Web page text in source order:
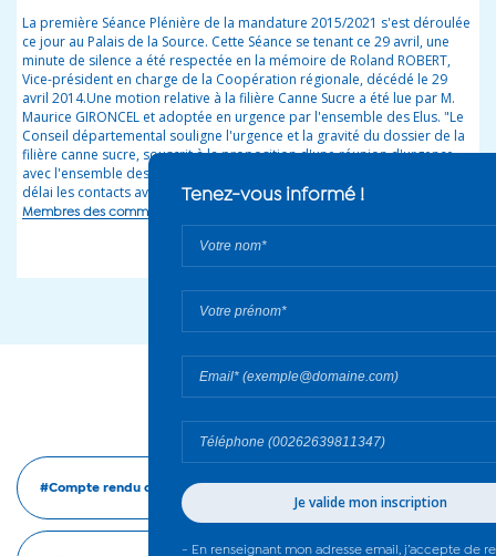
La première Séance Plénière de la mandature 2015/2021 s'est déroulée
ce jour au Palais de la Source. Cette Séance se tenant ce 29 avril, une
minute de silence a été respectée en la mémoire de Roland ROBERT,
Vice-président en charge de la Coopération régionale, décédé le 29
avril 2014.Une motion relative à la filière Canne Sucre a été lue par M.
Maurice GIRONCEL et adoptée en urgence par l'ensemble des Elus. "Le
Conseil départemental souligne l'urgence et la gravité du dossier de la
filière canne sucre, souscrit à la proposition d'une réunion d'urgence
avec l'ensemble des acteurs concernés et demande de prendre sans
délai les contacts avec la Région pour l'organisation de cette réunion"
Membres des commissions spécialisées et CASDIS 2015 (598.69 KB)
#Compte rendu de séance